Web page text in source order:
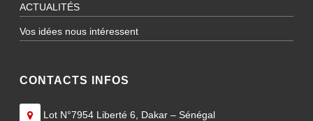
ACTUALITÉS
Vos idées nous intéressent
CONTACTS INFOS
Lot N°7954 Liberté 6, Dakar – Sénégal